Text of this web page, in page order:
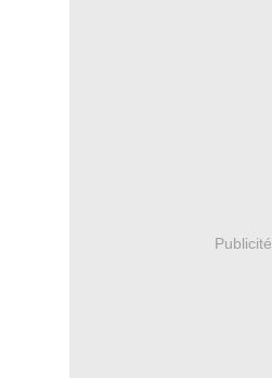
Publicité